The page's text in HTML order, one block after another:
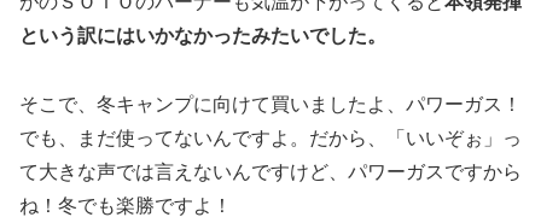
という訳にはいかなかったみたいでした。
そこで、冬キャンプに向けて買いましたよ、パワーガス！
でも、まだ使ってないんですよ。だから、「いいぞぉ」っ
て大きな声では言えないんですけど、パワーガスですから
ね！冬でも楽勝ですよ！